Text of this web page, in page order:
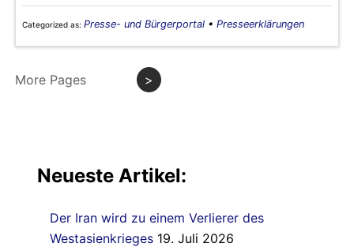
Categorized as: Presse- und Bürgerportal • Presseerklärungen
More Pages >
Neueste Artikel:
Der Iran wird zu einem Verlierer des
Westasienkrieges 19. Juli 2026